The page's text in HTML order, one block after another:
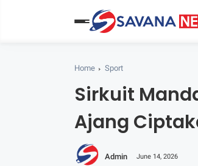
Home Sport
Sirkuit
Ajang
Admin June 14, 2026